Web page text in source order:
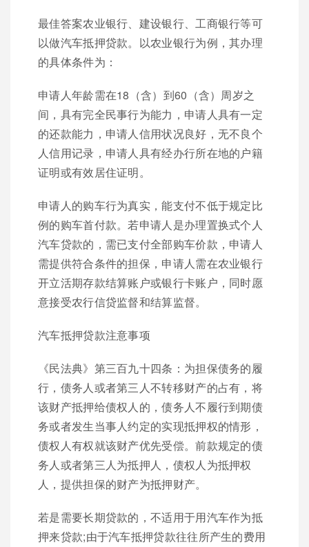
最佳答案农业银行、建设银行、工商银行等可
以做汽车抵押贷款。以农业银行为例，其办理
的具体条件为：
申请人年龄需在18（含）到60（含）周岁之
间，具有完全民事行为能力，申请人具有一定
的还款能力，申请人信用状况良好，无不良个
人信用记录，申请人具有经办行所在地的户籍
证明或有效居住证明。
申请人的购车行为真实，能支付不低于规定比
例的购车首付款。若申请人是办理置换式个人
汽车贷款的，需已支付全部购车价款，申请人
需提供符合条件的担保，申请人需在农业银行
开立活期存款结算账户或银行卡账户，同时愿
意接受农行信贷监督和结算监督。
汽车抵押贷款注意事项
《民法典》第三百九十四条：为担保债务的履
行，债务人或者第三人不转移财产的占有，将
该财产抵押给债权人的，债务人不履行到期债
务或者发生当事人约定的实现抵押权的情形，
债权人有权就该财产优先受偿。前款规定的债
务人或者第三人为抵押人，债权人为抵押权
人，提供担保的财产为抵押财产。
若是需要长期贷款的，不适用于用汽车作为抵
押来贷款;由于汽车抵押贷款往往所产生的费用